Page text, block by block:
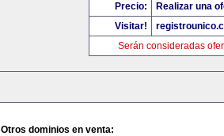
Precio:
Realizar una
Visitar!
Serán consideradas
Otros dominios en venta: